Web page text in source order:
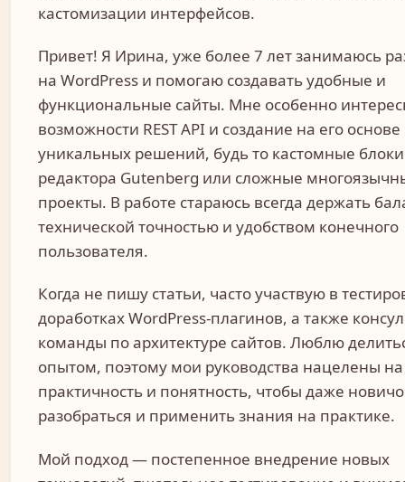
кастомизации интерфейсов.
Привет! Я Ирина, уже более 7 лет занимаюсь
на WordPress и помогаю создавать удобные и
функциональные сайты. Мне особенно
возможности REST API и создание на его основе
уникальных решений, будь то кастомные
редактора Gutenberg или сложные
проекты. В работе стараюсь всегда держать
технической точностью и удобством конечного
пользователя.
Когда не пишу статьи, часто участвую в
доработках WordPress-плагинов, а также
команды по архитектуре сайтов. Люблю
опытом, поэтому мои руководства нацелены на
практичность и понятность, чтобы даже
разобраться и применить знания на практике.
Мой подход — постепенное внедрение новых